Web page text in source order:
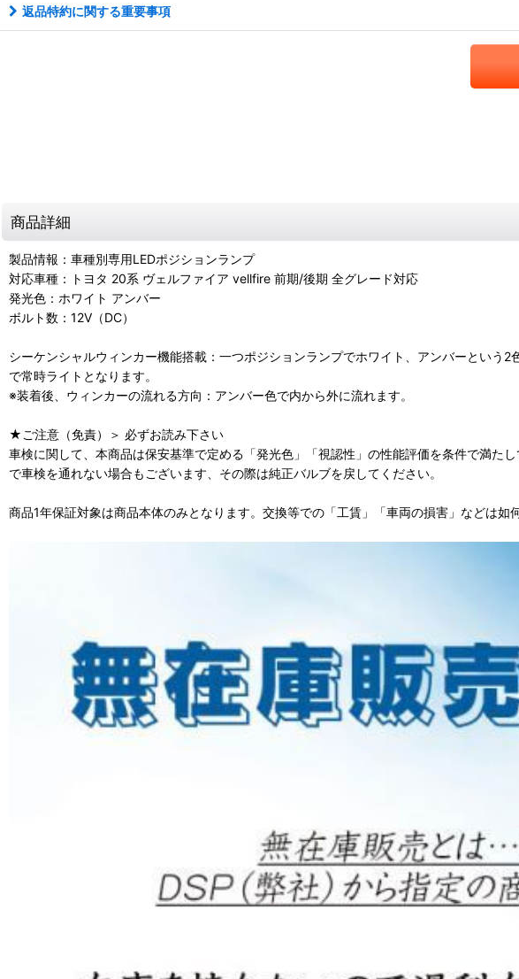
返品特約に関する重要事項
商品詳細
製品情報：車種別専用LEDポジションランプ
対応車種：トヨタ 20系 ヴェルファイア vellfire 前期/後期 全グレード対応
発光色：ホワイト アンバー
ボルト数：12V（DC）
シーケンシャルウィンカー機能搭載：一つポジションランプでホワイト、アンバーとい
で常時ライトとなります。
※装着後、ウィンカーの流れる方向：アンバー色で内から外に流れます。
★ご注意（免責）＞ 必ずお読み下さい
車検に関して、本商品は保安基準で定める「発光色」「視認性」の性能評価を条件で満た
で車検を通れない場合もございます、その際は純正バルブを戻してください。
商品1年保証対象は商品本体のみとなります。交換等での「工賃」「車両の損害」などは如